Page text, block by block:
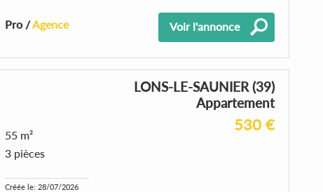
Pro /Agence Voir l'annonce
LONS-LE-SAUNIER (39)
Appartement
530 €
55 m²
3 pièces
Créée le: 28/07/2026